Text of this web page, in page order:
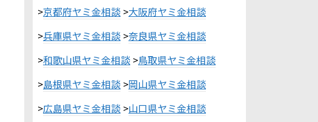
>京都府ヤミ金相談 >大阪府ヤミ金相談
>兵庫県ヤミ金相談 >奈良県ヤミ金相談
>和歌山県ヤミ金相談 >鳥取県ヤミ金相談
>島根県ヤミ金相談 >岡山県ヤミ金相談
>広島県ヤミ金相談 >山口県ヤミ金相談